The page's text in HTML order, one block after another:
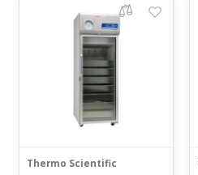
Thermo Scientific